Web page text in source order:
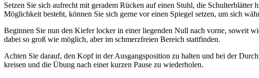
Setzen Sie sich aufrecht mit geradem Rücken auf einen Stuhl, die
Möglichkeit besteht, können Sie sich gerne vor einen Spiegel setzen, um sich
Beginnen Sie nun den Kiefer locker in einer liegenden Null nach vorne, soweit
dabei so groß wie möglich, aber im schmerzfreien Bereich stattfinden.
Achten Sie darauf, den Kopf in der Ausgangsposition zu halten und bei der
kreisen und die Übung nach einer kurzen Pause zu wiederholen.